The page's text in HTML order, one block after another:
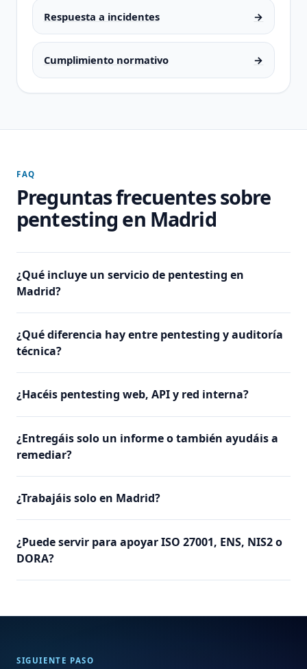
Respuesta a incidentes →
Cumplimiento normativo →
FAQ
Preguntas frecuentes sobre
pentesting en Madrid
¿Qué incluye un servicio de pentesting en
Madrid?
¿Qué diferencia hay entre pentesting y auditoría
técnica?
¿Hacéis pentesting web, API y red interna?
¿Entregáis solo un informe o también ayudáis a
remediar?
¿Trabajáis solo en Madrid?
¿Puede servir para apoyar ISO 27001, ENS, NIS2 o
DORA?
SIGUIENTE PASO